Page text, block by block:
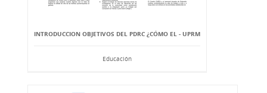
INTRODUCCION OBJETIVOS DEL PDRC ¿CÓMO EL - UPRM
Educación